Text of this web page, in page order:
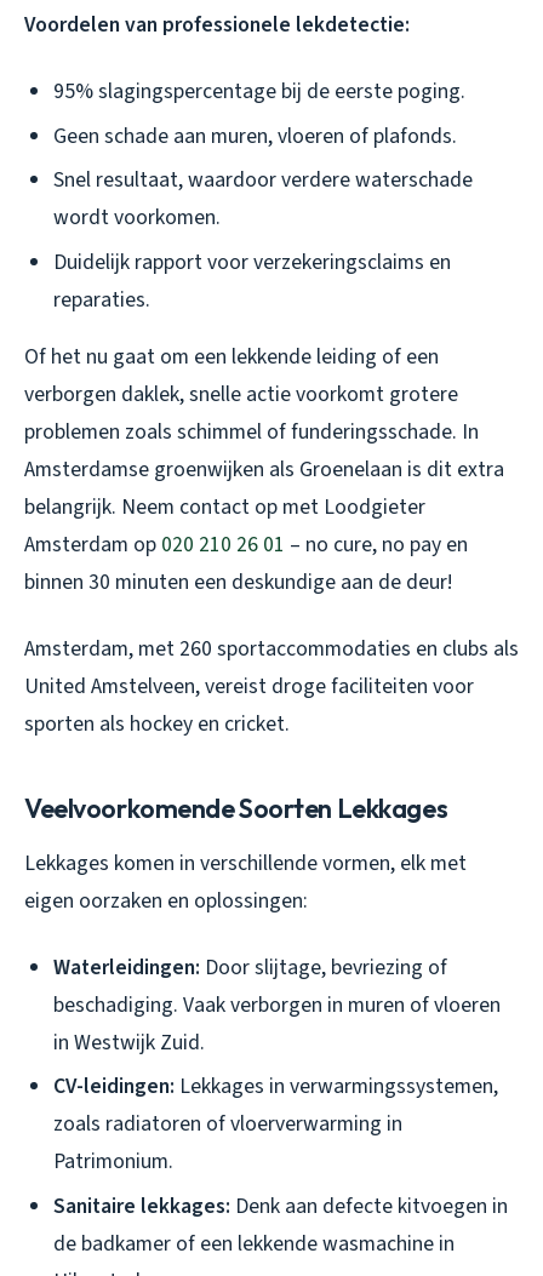
Voordelen van professionele lekdetectie:
95% slagingspercentage bij de eerste poging.
Geen schade aan muren, vloeren of plafonds.
Snel resultaat, waardoor verdere waterschade
wordt voorkomen.
Duidelijk rapport voor verzekeringsclaims en
reparaties.
Of het nu gaat om een lekkende leiding of een
verborgen daklek, snelle actie voorkomt grotere
problemen zoals schimmel of funderingsschade. In
Amsterdamse groenwijken als Groenelaan is dit extra
belangrijk. Neem contact op met Loodgieter
Amsterdam op 020 210 26 01 – no cure, no pay en
binnen 30 minuten een deskundige aan de deur!
Amsterdam, met 260 sportaccommodaties en clubs als
United Amstelveen, vereist droge faciliteiten voor
sporten als hockey en cricket.
Veelvoorkomende Soorten Lekkages
Lekkages komen in verschillende vormen, elk met
eigen oorzaken en oplossingen:
Waterleidingen: Door slijtage, bevriezing of
beschadiging. Vaak verborgen in muren of vloeren
in Westwijk Zuid.
CV-leidingen: Lekkages in verwarmingssystemen,
zoals radiatoren of vloerverwarming in
Patrimonium.
Sanitaire lekkages: Denk aan defecte kitvoegen in
de badkamer of een lekkende wasmachine in